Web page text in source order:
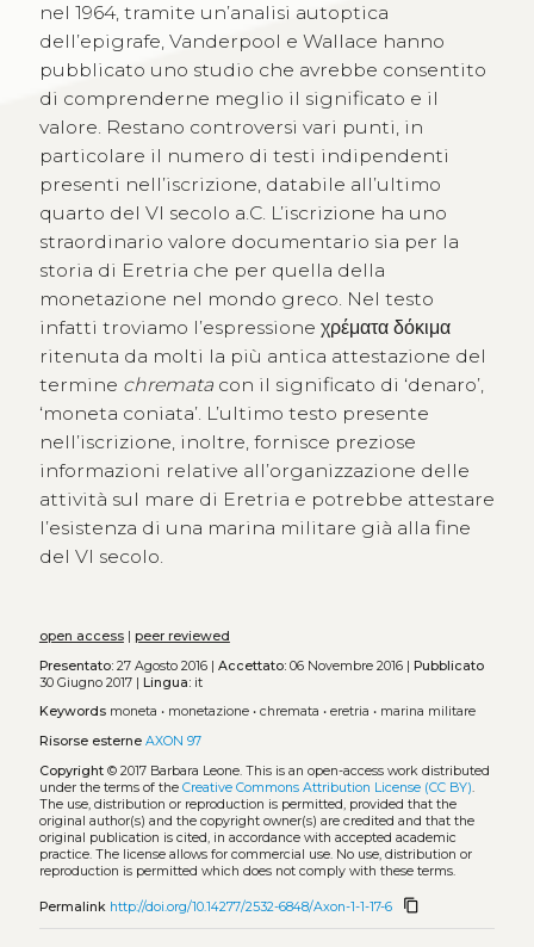
nel 1964, tramite un’analisi autoptica
dell’epigrafe, Vanderpool e Wallace hanno
pubblicato uno studio che avrebbe consentito
di comprenderne meglio il significato e il
valore. Restano controversi vari punti, in
particolare il numero di testi indipendenti
presenti nell’iscrizione, databile all’ultimo
quarto del VI secolo a.C. L’iscrizione ha uno
straordinario valore documentario sia per la
storia di Eretria che per quella della
monetazione nel mondo greco. Nel testo
infatti troviamo l’espressione χρέματα δόκιμα
ritenuta da molti la più antica attestazione del
termine chrematacon il significato di ‘denaro’,
‘moneta coniata’. L’ultimo testo presente
nell’iscrizione, inoltre, fornisce preziose
informazioni relative all’organizzazione delle
attività sul mare di Eretria e potrebbe attestare
l’esistenza di una marina militare già alla fine
del VI secolo.
open access| peer reviewed
Presentato:27 Agosto 2016 | Accettato:06 Novembre 2016 | Pubblicato
30 Giugno 2017 | Lingua:it
Keywords moneta • monetazione• chremata • eretria • marina militare
Risorse esterne AXON 97
Copyright© 2017 Barbara Leone. This is an open-access work distributed
under the terms of the Creative Commons Attribution License (CC BY).
The use, distribution or reproduction is permitted, provided that the
original author(s) and the copyright owner(s) are credited and that the
original publication is cited, in accordance with accepted academic
practice. The license allows for commercial use. No use, distribution or
reproduction is permitted which does not comply with these terms.
Permalink http://doi.org/10.14277/2532-6848/Axon-1-1-17-6 content_copy